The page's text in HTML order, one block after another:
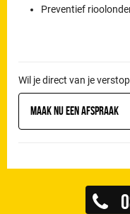
Preventief
Wil je direct van je
Maak nu een afspraak